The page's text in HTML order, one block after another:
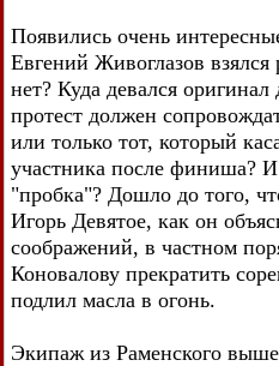
Появились очень
Евгений Живоглазов взялся
нет? Куда девался
протест должен
или только тот, который
участника после финиша?
"пробка"? Дошло до того,
Игорь Девятое, как он
соображений, в частном
Коновалову прекратить
подлил масла в огонь.
Экипаж из Раменского